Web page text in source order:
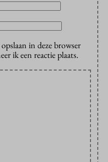
in deze browser
ik een reactie plaats.